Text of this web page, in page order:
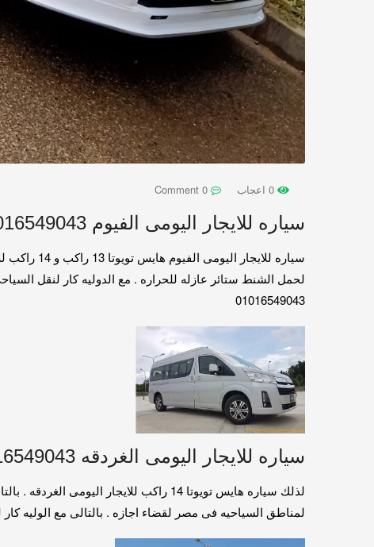
سياره للايجار اليومى الفيوم 01016549043
لحمل الشنط ستائر عازله للحراره . مع الدوليه كار لنقل
01016549043
سياره للايجار اليومى الغردقه 01016549043
لذلك سياره هايس تويوتا 14 راكب
لمناطق السياحيه فى مصر لقضاء اجازه . بالتالى مع الوليه كار